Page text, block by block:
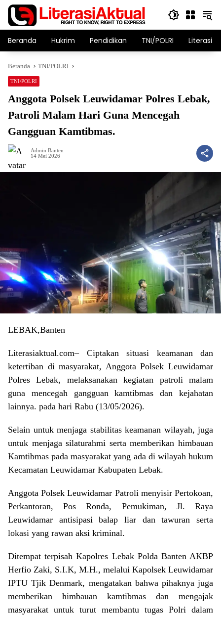
Langsung
konten
Beranda Hukrim Pendidikan TNI/POLRI Literasi
Beranda TNI/POLRI
TNI/POLRI
Anggota Polsek Leuwidamar Polres Lebak,
Patroli Malam Hari Guna Mencegah
Gangguan Kamtibmas.
Admin Banten
14 Mei 2026
LEBAK,Banten
Literasiaktual.com– Ciptakan situasi keamanan dan
ketertiban di masyarakat, Anggota Polsek Leuwidamar
Polres Lebak, melaksanakan kegiatan patroli malam
guna mencegah gangguan kamtibmas dan kejahatan
lainnya. pada hari Rabu (13/05/2026).
Selain untuk menjaga stabilitas keamanan wilayah, juga
untuk menjaga silaturahmi serta memberikan himbauan
Kamtibmas pada masyarakat yang ada di wilayah hukum
Kecamatan Leuwidamar Kabupaten Lebak.
Anggota Polsek Leuwidamar Patroli menyisir Pertokoan,
Perkantoran, Pos Ronda, Pemukiman, Jl. Raya
Leuwidamar antisipasi balap liar dan tawuran serta
lokasi yang rawan aksi kriminal.
Ditempat terpisah Kapolres Lebak Polda Banten AKBP
Herfio Zaki, S.I.K, M.H., melalui Kapolsek Leuwidamar
IPTU Tjik Denmark, mengatakan bahwa pihaknya juga
memberikan himbauan kamtibmas dan mengajak
masyarakat untuk turut membantu tugas Polri dalam